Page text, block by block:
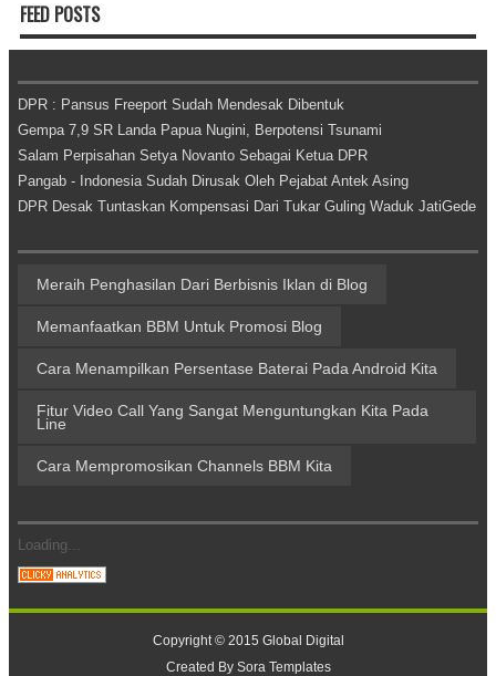
FEED POSTS
DPR : Pansus Freeport Sudah Mendesak Dibentuk
Gempa 7,9 SR Landa Papua Nugini, Berpotensi Tsunami
Salam Perpisahan Setya Novanto Sebagai Ketua DPR
Pangab - Indonesia Sudah Dirusak Oleh Pejabat Antek Asing
DPR Desak Tuntaskan Kompensasi Dari Tukar Guling Waduk JatiGede
Meraih Penghasilan Dari Berbisnis Iklan di Blog
Memanfaatkan BBM Untuk Promosi Blog
Cara Menampilkan Persentase Baterai Pada Android Kita
Fitur Video Call Yang Sangat Menguntungkan Kita Pada
Line
Cara Mempromosikan Channels BBM Kita
Loading...
Copyright © 2015 Global Digital
Created By Sora Templates